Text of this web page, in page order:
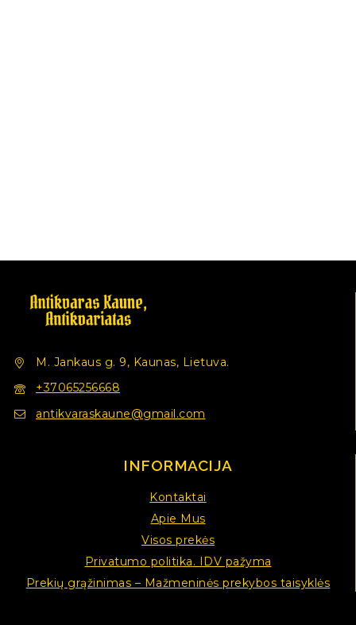
M. Jankaus g. 9, Kaunas, Lietuva.
+37065256668
antikvaraskaune@gmail.com
INFORMACIJA
Kontaktai
Apie Mus
Visos prekės
Privatumo politika. IDV pažyma
Prekių grąžinimas – Mažmeninės prekybos taisyklės